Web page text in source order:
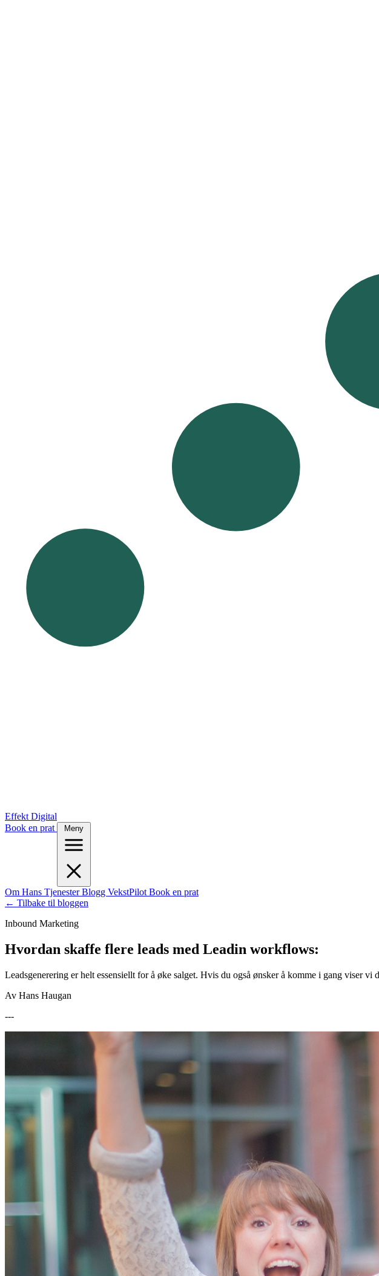
Effekt Digital
Book en prat
Meny
Om Hans TjenesterBlogg VekstPilot Book en prat
← Tilbake til bloggen
Inbound Marketing
Hvordan skaffe flere leads med Leadin workflows:
Leadsgenerering er helt essensiellt for å øke salget. Hvis du også ønsker å komme i gang viser
Av Hans Haugan
---